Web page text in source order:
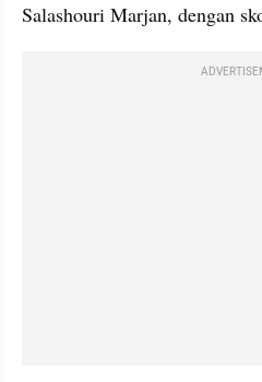
Salashouri Marjan, dengan